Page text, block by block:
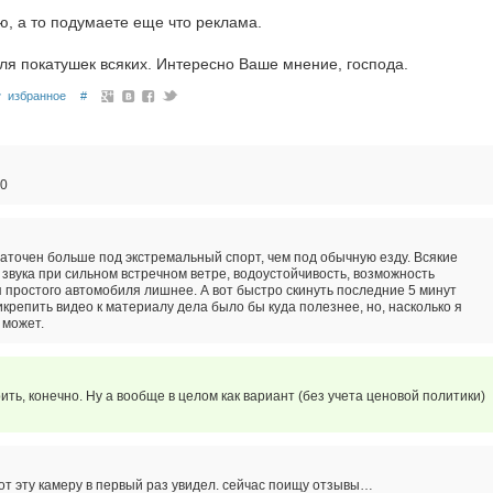
а то подумаете еще что реклама.
покатушек всяких. Интересно Ваше мнение, господа.
избранное #
больше под экстремальный спорт, чем под обычную езду. Всякие
при сильном встречном ветре, водоустойчивость, возможность
автомобиля лишнее. А вот быстро скинуть последние 5 минут
видео к материалу дела было бы куда полезнее, но, насколько я
конечно. Ну а вообще в целом как вариант (без учета ценовой политики)
эту камеру в первый раз увидел. сейчас поищу отзывы…